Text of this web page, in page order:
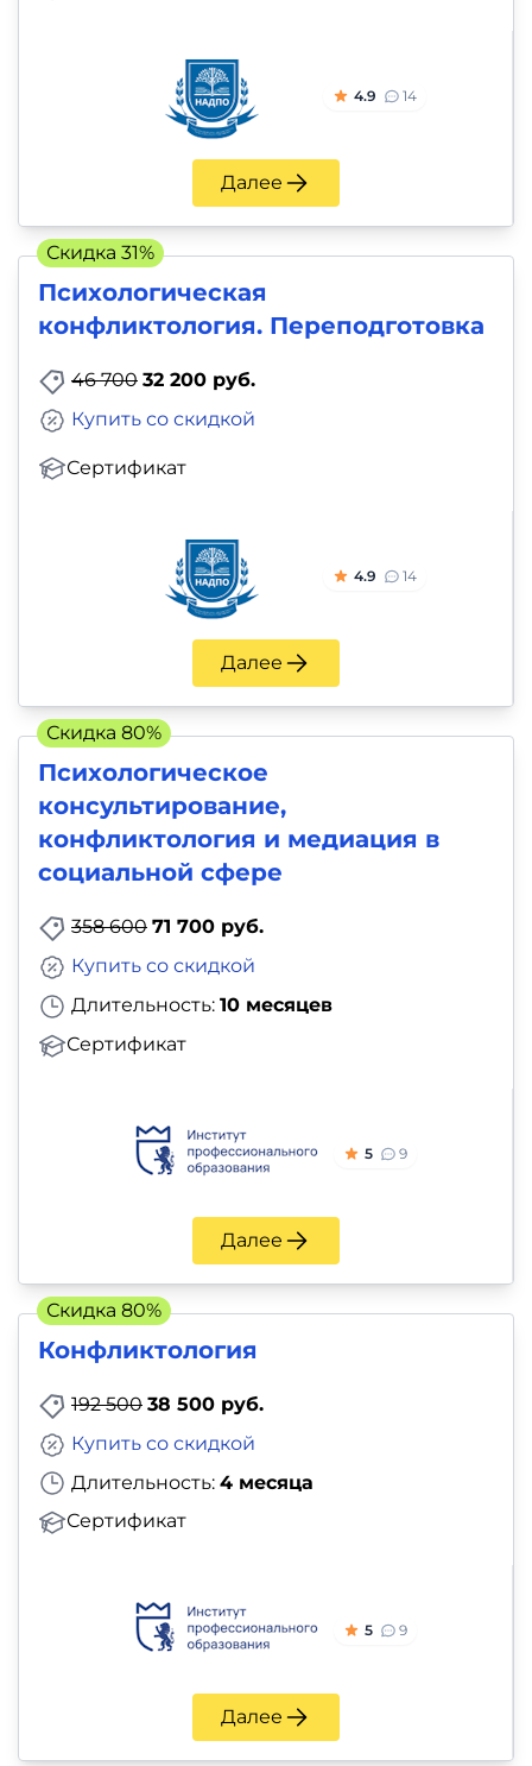
4.9 14
Далее
Психологическая
конфликтология. Переподготовка
46 700 32 200 руб.
Сертификат
Купить со скидкой
4.9 14
Далее
Скидка 31%
Психологическое
консультирование,
конфликтология и медиация в
социальной сфере
358 600 71 700 руб.
Длительность: 10 месяцев
Сертификат
Купить со скидкой
5 9
Далее
Скидка 80%
Конфликтология
192 500 38 500 руб.
Длительность: 4 месяца
Сертификат
Купить со скидкой
5 9
Далее
Скидка 80%